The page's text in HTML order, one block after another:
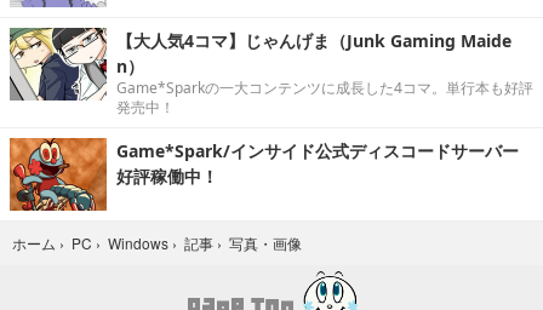
【大人気4コマ】じゃんげま（Junk Gaming Maide
n）
Game*Sparkの一大コンテンツに成長した4コマ。単行本も好評
発売中！
Game*Spark/インサイド公式ディスコードサーバー
好評稼働中！
ホーム › PC › Windows › 記事 › 写真・画像